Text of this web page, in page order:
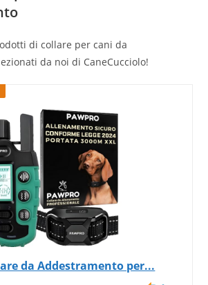
di collare per cani da
da noi di CaneCucciolo!
da Addestramento per...